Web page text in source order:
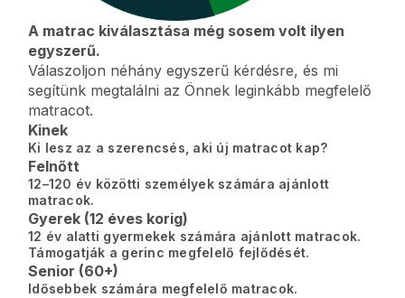
A matrac kiválasztása még sosem volt ilyen
egyszerű.
Válaszoljon néhány egyszerű kérdésre, és mi
segítünk megtalálni az Önnek leginkább megfelelő
matracot.
Kinek
Ki lesz az a szerencsés, aki új matracot kap?
Felnőtt
12–120 év közötti személyek számára ajánlott
matracok.
Gyerek (12 éves korig)
12 év alatti gyermekek számára ajánlott matracok.
Támogatják a gerinc megfelelő fejlődését.
Senior (60+)
Idősebbek számára megfelelő matracok.